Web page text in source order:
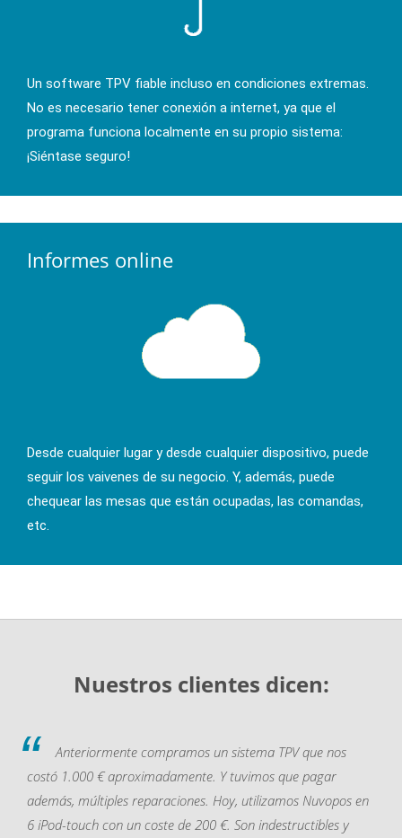
Un software TPV fiable incluso en condiciones extremas.
No es necesario tener conexión a internet, ya que el
programa funciona localmente en su propio sistema:
¡Siéntase seguro!
Informes online
Desde cualquier lugar y desde cualquier dispositivo, puede
seguir los vaivenes de su negocio. Y, además, puede
chequear las mesas que están ocupadas, las comandas,
etc.
Nuestros clientes dicen:
Anteriormente compramos un sistema TPV que nos
costó 1.000 € aproximadamente. Y tuvimos que pagar
además, múltiples reparaciones. Hoy, utilizamos Nuvopos en
6 iPod-touch con un coste de 200 €. Son indestructibles y